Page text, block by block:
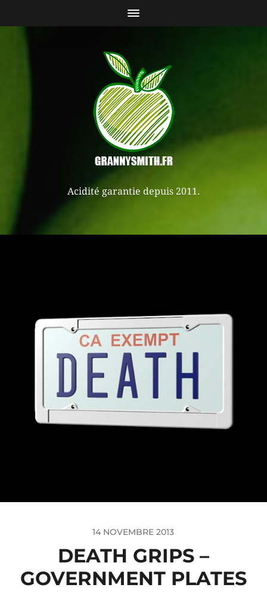
Acidité garantie depuis 2011.
14 NOVEMBRE 2013
DEATH GRIPS –
GOVERNMENT PLATES